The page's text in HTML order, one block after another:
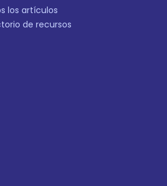
los artículos
de recursos